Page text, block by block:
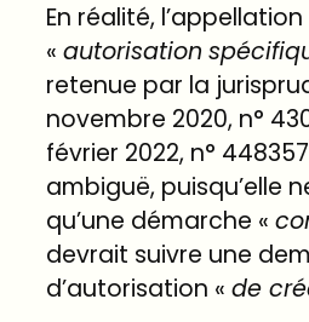
En réalité, l’appellation
«autorisation
retenue par la
novembre 2020, n°
février 2022, n° 448357
ambiguë, puisqu’elle
qu’une démarche «
devrait suivre une
d’autorisation «de